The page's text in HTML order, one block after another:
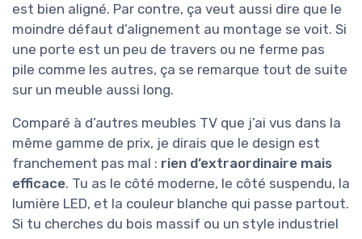
est bien aligné. Par contre, ça veut aussi dire que le
moindre défaut d’alignement au montage se voit. Si
une porte est un peu de travers ou ne ferme pas
pile comme les autres, ça se remarque tout de suite
sur un meuble aussi long.
Comparé à d’autres meubles TV que j’ai vus dans la
même gamme de prix, je dirais que le design est
franchement pas mal : rien d’extraordinaire mais
efficace. Tu as le côté moderne, le côté suspendu, la
lumière LED, et la couleur blanche qui passe partout.
Si tu cherches du bois massif ou un style industriel